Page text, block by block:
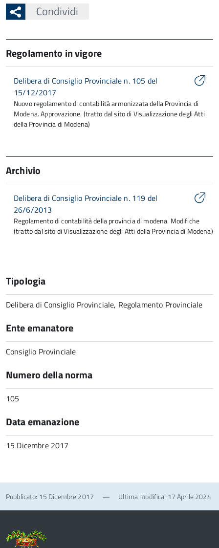
Condividi
Regolamento in vigore
Delibera di Consiglio Provinciale n. 105 del
15/12/2017
Nuovo regolamento di contabilità armonizzata della Provincia di
Modena. Approvazione. (tratto dal sito di Visualizzazione degli Atti
della Provincia di Modena)
Archivio
Delibera di Consiglio Provinciale n. 119 del
26/6/2013
Regolamento di contabilità della provincia di modena. Modifiche
(tratto dal sito di Visualizzazione degli Atti della Provincia di Modena)
Tipologia
Delibera di Consiglio Provinciale, Regolamento Provinciale
Ente emanatore
Consiglio Provinciale
Numero della norma
105
Data emanazione
15 Dicembre 2017
Pubblicato: 15 Dicembre 2017 — Ultima modifica: 17 Aprile 2024